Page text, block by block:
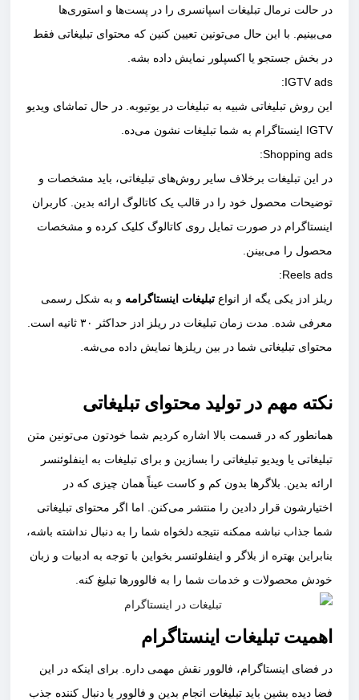
در حالت نرمال تبلیغات اسپانسری را در پست‌ها و استوری‌ها
می‌بینیم. با این حال می‌تونین تعیین کنین که محتوای تبلیغاتی فقط
در بخش جستجو یا اکسپلور نمایش داده بشه.
IGTV ads:
این روش تبلیغاتی شبیه به تبلیغات در یوتیوبه. در حال تماشای ویدیو
IGTV اینستاگرام به شما تبلیغات نشون می‌ده.
Shopping ads:
در این تبلیغات برخلاف سایر روش‌های تبلیغاتی، باید مشخصات و
توضیحات محصول خود را در قالب یک کاتالوگ ارائه بدین. کاربران
اینستاگرام در صورت تمایل روی کاتالوگ کلیک کرده و مشخصات
محصول را می‌بینن.
Reels ads:
ریلز ادز یکی یگه از انواع تبلیغات اینستاگرامه و به شکل رسمی
معرفی شده. مدت زمان تبلیغات در ریلز ادز حداکثر ۳۰ ثانیه است.
محتوای تبلیغاتی شما در بین ریلزها نمایش داده می‌شه.
نکته مهم در تولید محتوای تبلیغاتی
همانطور که در قسمت بالا اشاره کردیم شما خودتون می‌تونین متن
تبلیغاتی یا ویدیو تبلیغاتی را بسازین و برای تبلیغات به اینفلوئنسر
ارائه بدین‌‌. بلاگرها بدون کم و کاست عیناً همان چیزی که در
اختیارشون قرار دادین را منتشر می‌کنن. اما اگر محتوای تبلیغاتی
شما جذاب نباشه ممکنه نتیجه دلخواه شما را به دنبال نداشته باشه،
بنابراین بهتره از بلاگر و اینفلوئنسر بخواین با توجه به ادبیات و زبان
خودش محصولات و خدمات شما را به فالوورها تبلیغ کنه.
اهمیت تبلیغات اینستاگرام
در فضای اینستاگرام، فالوور نقش مهمی داره. برای اینکه در این
فضا دیده بشین باید تبلیغات انجام بدین و فالوور یا دنبال کننده جذب